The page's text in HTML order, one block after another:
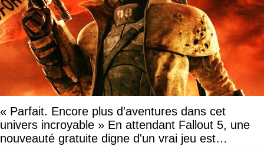
« Parfait. Encore plus d'aventures dans cet
univers incroyable » En attendant Fallout 5, une
nouveauté gratuite digne d'un vrai jeu est